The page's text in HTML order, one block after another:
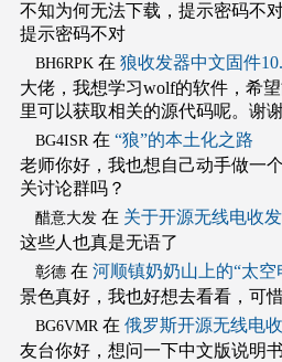
不知为何无法下载，提示密码不
提示密码不对
BH6RPK 在 狼收发器中文固件
大佬，我想学习wolf的软件，希
里可以获取相关的源代码呢。谢谢
BG4ISR 在 “狼”的本土化之路
老师你好，我也想自己动手做一
关讨论群吗？
醋意大发在 关于开源无线电收
这些人也真是无语了
彰德在 河顺镇奶奶山上的“太空
景色真好，我也好想去看看，可惜
BG6VMR 在 俄罗斯开源无线电
友台你好，想问一下中文版说明